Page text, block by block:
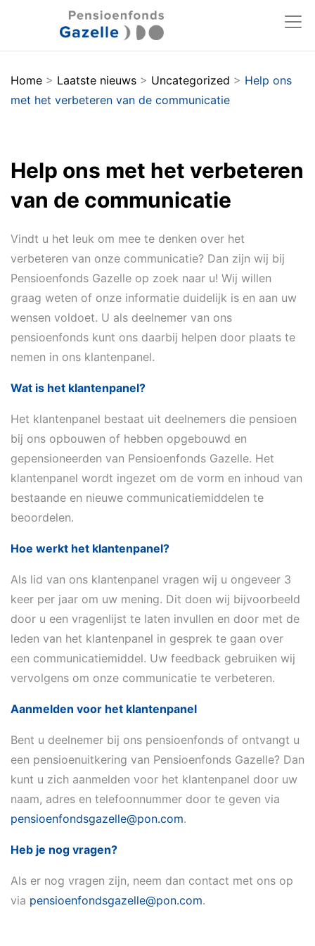
Home > Laatste nieuws > Uncategorized > Help ons
met het verbeteren van de communicatie
Help ons met het verbeteren
van de communicatie
Vindt u het leuk om mee te denken over het
verbeteren van onze communicatie? Dan zijn wij bij
Pensioenfonds Gazelle op zoek naar u! Wij willen
graag weten of onze informatie duidelijk is en aan uw
wensen voldoet. U als deelnemer van ons
pensioenfonds kunt ons daarbij helpen door plaats te
nemen in ons klantenpanel.
Wat is het klantenpanel?
Het klantenpanel bestaat uit deelnemers die pensioen
bij ons opbouwen of hebben opgebouwd en
gepensioneerden van Pensioenfonds Gazelle. Het
klantenpanel wordt ingezet om de vorm en inhoud van
bestaande en nieuwe communicatiemiddelen te
beoordelen.
Hoe werkt het klantenpanel?
Als lid van ons klantenpanel vragen wij u ongeveer 3
keer per jaar om uw mening. Dit doen wij bijvoorbeeld
door u een vragenlijst te laten invullen en door met de
leden van het klantenpanel in gesprek te gaan over
een communicatiemiddel. Uw feedback gebruiken wij
vervolgens om onze communicatie te verbeteren.
Aanmelden voor het klantenpanel
Bent u deelnemer bij ons pensioenfonds of ontvangt u
een pensioenuitkering van Pensioenfonds Gazelle? Dan
kunt u zich aanmelden voor het klantenpanel door uw
naam, adres en telefoonnummer door te geven via
pensioenfondsgazelle@pon.com.
Heb je nog vragen?
Als er nog vragen zijn, neem dan contact met ons op
via pensioenfondsgazelle@pon.com.